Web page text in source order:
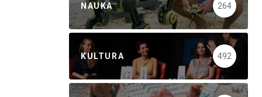
NAUKA 264
KULTURA 492